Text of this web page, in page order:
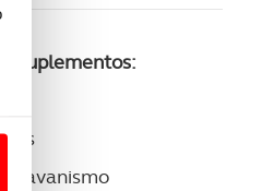
suplementos: